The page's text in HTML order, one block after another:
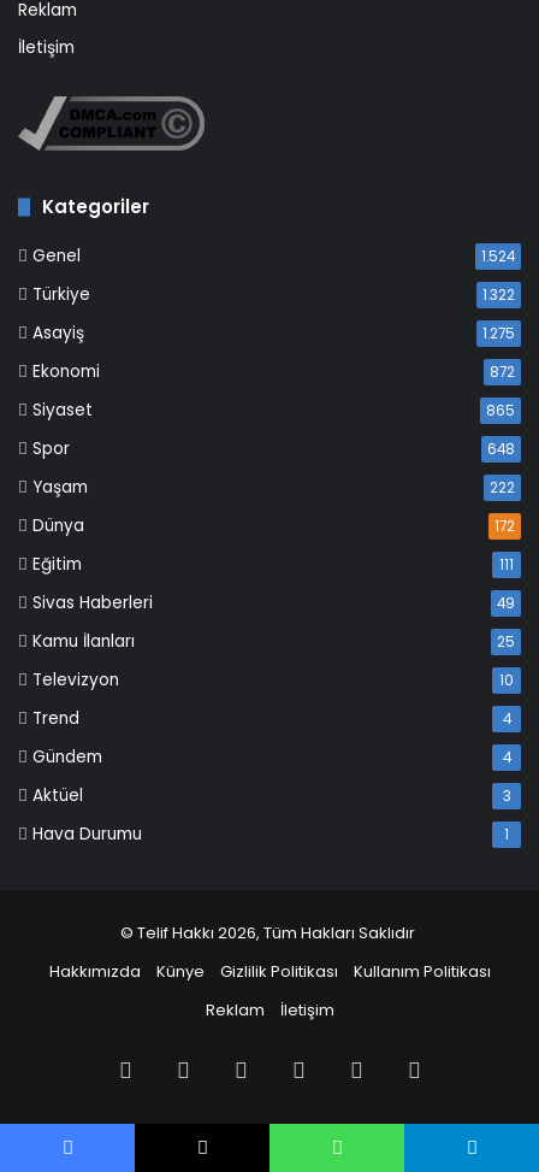
Reklam
İletişim
Kategoriler
Genel 1.524
Türkiye 1.322
Asayiş 1.275
Ekonomi 872
Siyaset 865
Spor 648
Yaşam 222
Dünya 172
Eğitim 111
Sivas Haberleri 49
Kamu İlanları 25
Televizyon 10
Trend 4
Gündem 4
Aktüel 3
Hava Durumu 1
© Telif Hakkı 2026, Tüm Hakları Saklıdır
Hakkımızda
Künye Gizlilik Politikası
Kullanım Politikası
Reklam
İletişim
Facebook PinterestLinkedInYouTube